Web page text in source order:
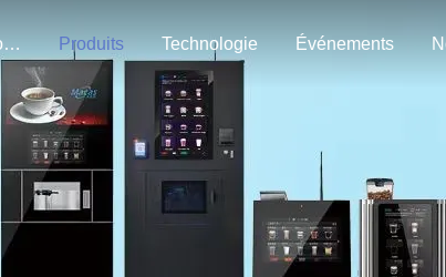
Environ Nous Produits Technologie Événements